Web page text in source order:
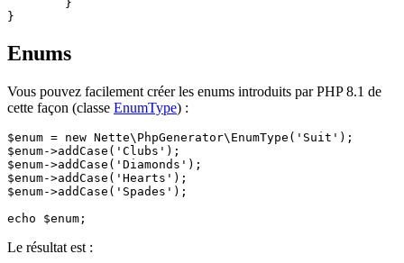
Enums
Vous pouvez facilement créer les enums introduits par PHP 8.1 de
cette façon (classe EnumType) :
$enum = new Nette\PhpGenerator\EnumType('Suit');
$enum->addCase('Clubs');
$enum->addCase('Diamonds');
$enum->addCase('Hearts');
$enum->addCase('Spades');
Le résultat est :